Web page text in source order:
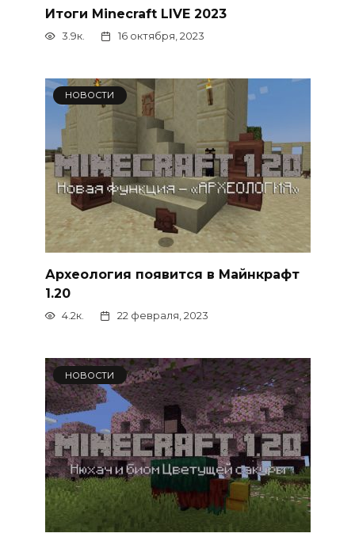
Итоги Minecraft LIVE 2023
3.9к. 16 октября, 2023
НОВОСТИ
Археология появится в Майнкрафт
1.20
4.2к. 22 февраля, 2023
НОВОСТИ